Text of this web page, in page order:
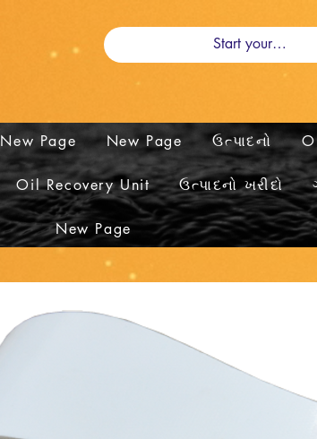
New Page New Page ઉત્પાદનો
Oil Recovery Unit ઉત્પાદનો ખરીદો
New Page